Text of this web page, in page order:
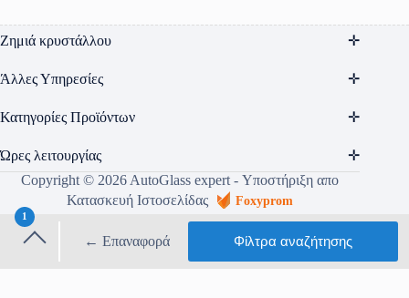
1
← Επαναφορά Φίλτρα αναζήτησης
Ζημιά κρυστάλλου
Άλλες Υπηρεσίες
Κατηγορίες Προϊόντων
Ώρες λειτουργίας
Copyright © 2026 AutoGlass expert - Υποστήριξη απο
Κατασκευή Ιστοσελίδας
Foxyprom
Πολιτική Απορρήτου
Τρόποι αποστολής & πληρωμής
Τραπεζικοί Λογαριασμοί